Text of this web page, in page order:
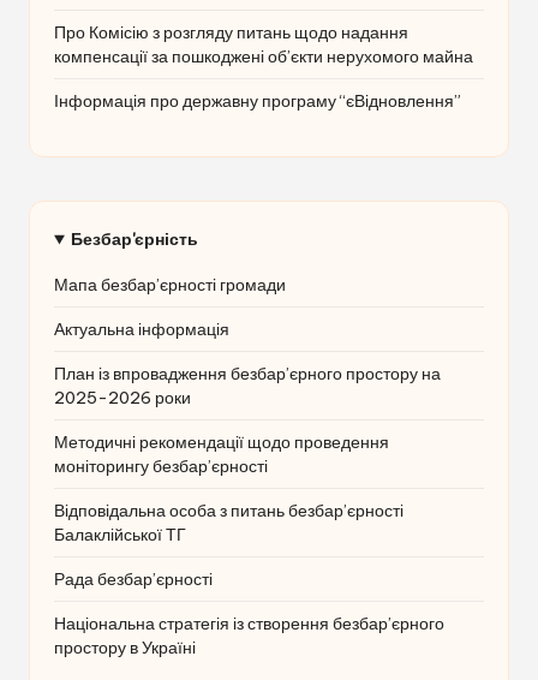
Про Комісію з розгляду питань щодо надання
компенсації за пошкоджені об’єкти нерухомого майна
Інформація про державну програму “єВідновлення”
Безбар'єрність
Мапа безбар’єрності громади
Актуальна інформація
План із впровадження безбар’єрного простору на
2025-2026 роки
Методичні рекомендації щодо проведення
моніторингу безбар’єрності
Відповідальна особа з питань безбар’єрності
Балаклійської ТГ
Рада безбар’єрності
Національна стратегія із створення безбар’єрного
простору в Україні